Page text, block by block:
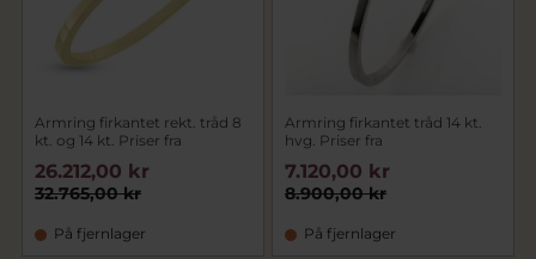
Armring firkantet rekt. tråd 8
kt. og 14 kt. Priser fra
32.765,00 kr
26.212,00 kr
På fjernlager
Armring firkantet tråd 14 kt.
hvg. Priser fra
8.900,00 kr
7.120,00 kr
På fjernlager